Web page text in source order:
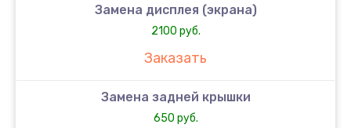
Замена дисплея (экрана)
2100 руб.
Заказать
Замена задней крышки
650 руб.